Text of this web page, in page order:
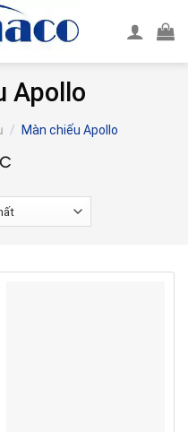
Apollo
/ Màn chiếu Apollo